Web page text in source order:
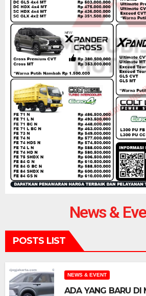
News &
POSTS LIST
NEWS & EVENT
ADA YANG BARU DI